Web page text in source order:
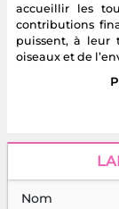
accueillir les
contributions
puissent, à leur
oiseaux et de
Nom